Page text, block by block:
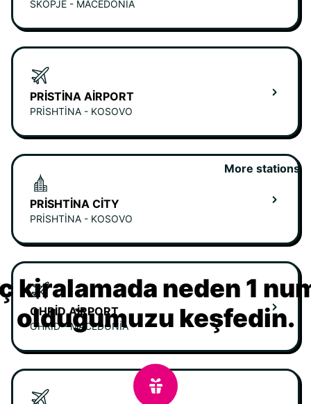
SKOPJE - MACEDONIA
PRISTINA AIRPORT
PRISHTINA - KOSOVO
PRISHTINA CITY
PRISHTINA - KOSOVO
OHRID AIRPORT
OHRID - MACEDONIA
More stations
kiralamada neden 1
olduğumuzu keşfedin.